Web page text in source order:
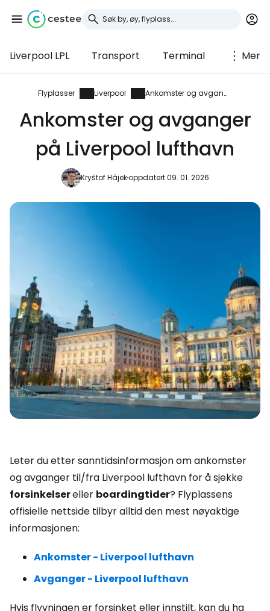
Liverpool LPL Transport Terminal Mer
Flyplasser Liverpool Ankomster og avganger
Ankomster og avganger
på Liverpool lufthavn
Kryštof Hájekoppdatert 09. 01. 2026
Leter du etter sanntidsinformasjon om ankomster
og avganger til/fra Liverpool lufthavn for å sjekke
forsinkelsereller boardingtider? Flyplassens
offisielle nettside tilbyr alltid den mest nøyaktige
informasjonen:
Ankomster - Liverpool lufthavn
Avganger - Liverpool lufthavn
Hvis flyvningen er forsinket eller innstilt, kan du ha
Logg inn på Cestee
... det verdensomspennende
Fortsett med Google